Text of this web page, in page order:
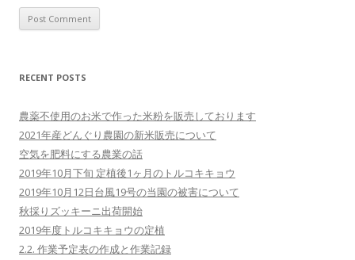
RECENT POSTS
農薬不使用のお米で作った米粉を販売しております
2021年産どんぐり農園の新米販売について
空気を肥料にする農業の話
2019年10月下旬 定植後1ヶ月のトルコキキョウ
2019年10月12日台風19号の当園の被害について
秋採りズッキーニ出荷開始
2019年度トルコキキョウの定植
2.2. 作業予定表の作成と作業記録